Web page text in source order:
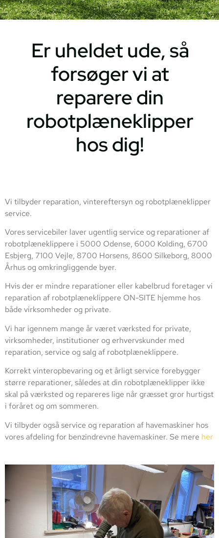
Er uheldet ude, så
forsøger vi at
reparere din
robotplæneklipper
hos dig!
Vi tilbyder reparation, vintereftersyn og robotplæneklipper
service.
Vores servicebiler laver ugentlig service og reparationer af
robotplæneklippere i 5000 Odense, 6000 Kolding, 6700
Esbjerg, 7100 Vejle, 8700 Horsens, 8600 Silkeborg, 8000
Århus og omkringliggende byer.
Hvis der er mindre reparationer eller kabelbrud foretager vi
reparation af robotplæneklippere ON-SITE hjemme hos
både virksomheder og private.
Vi har igennem mange år været værksted for private,
virksomheder, institutioner og erhvervskunder med
reparation, service og salg af robotplæneklippere.
Korrekt vinteropbevaring og et årligt service forebygger
større reparationer, således at din robotplæneklipper ikke
skal på værksted og repareres lige når græsset gror hurtigst
i foråret og om sommeren.
Vi tilbyder også service og reparation af havemaskiner hos
vores afdeling for benzindrevne havemaskiner. Se mere her